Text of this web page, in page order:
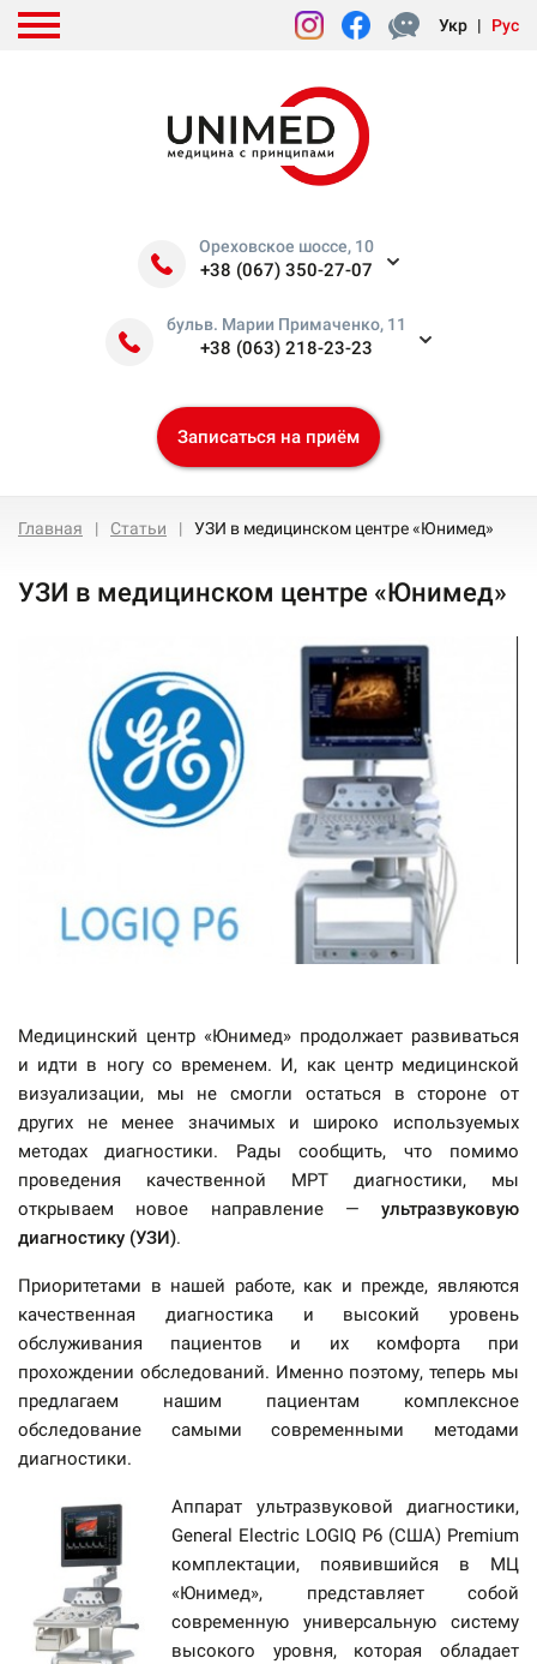
Укр | Рус
Ореховское шоссе, 10
+38 (067) 350-27-07
бульв. Марии Примаченко, 11
+38 (063) 218-23-23
Записаться на приём
Главная Статьи УЗИ в медицинском центре «Юнимед»
УЗИ в медицинском центре «Юнимед»
Медицинский центр «Юнимед» продолжает развиваться
и идти в ногу со временем. И, как центр медицинской
визуализации, мы не смогли остаться в стороне от
других не менее значимых и широко используемых
методах диагностики. Рады сообщить, что помимо
проведения качественной МРТ диагностики, мы
открываем новое направление — ультразвуковую
диагностику (УЗИ).
Приоритетами в нашей работе, как и прежде, являются
качественная диагностика и высокий уровень
обслуживания пациентов и их комфорта при
прохождении обследований. Именно поэтому, теперь мы
предлагаем нашим пациентам комплексное
обследование самыми современными методами
диагностики.
Аппарат ультразвуковой диагностики,
General Electric LOGIQ P6 (США) Premium
комплектации, появившийся в МЦ
«Юнимед», представляет собой
современную универсальную систему
высокого уровня, которая обладает